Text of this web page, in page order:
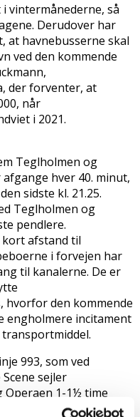
vintermånederne, så
Derudover har
at havnebusserne skal
ved den kommende
der forventer, at
når
i 2021.
Teglholmen og
hver 40. minut,
sidste kl. 21.25.
Teglholmen og
pendlere.
kort afstand til
i forvejen har
til kanalerne. De er
hvorfor den kommende
engholmere incitament
993, som ved
sejler
Operaen 1-1½ time